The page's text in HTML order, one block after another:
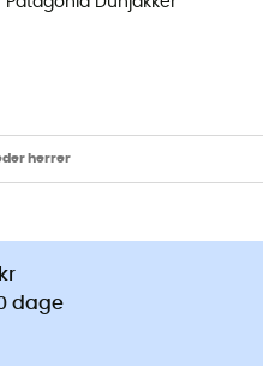
herrer
dage